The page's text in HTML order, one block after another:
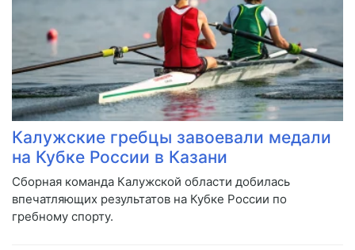
Калужские гребцы завоевали медали
на Кубке России в Казани
Сборная команда Калужской области добилась
впечатляющих результатов на Кубке России по
гребному спорту.